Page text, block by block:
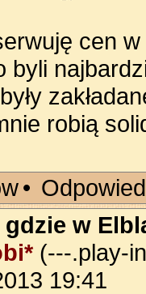
cen
byli
robią
•
w
(---.play-
19:41